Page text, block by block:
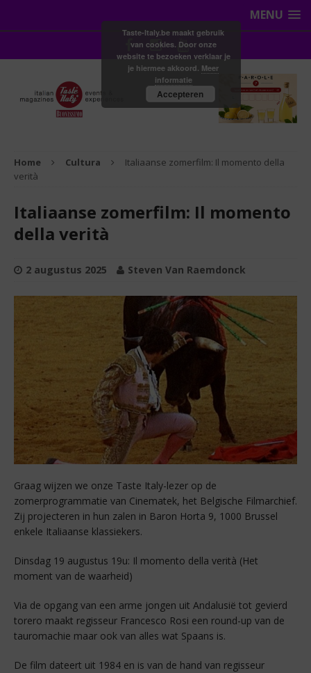
MENU
Home Cultura
Italiaanse zomerfilm: Il momento della
verità
Italiaanse zomerfilm: Il momento
della verità
2 augustus 2025 Steven Van Raemdonck
Graag wijzen we onze Taste Italy-lezer op de
zomerprogrammatie van Cinematek, het Belgische Filmarchief.
Zij projecteren in hun zalen in Baron Horta 9, 1000 Brussel
enkele Italiaanse klassiekers.
Dinsdag 19 augustus 19u: Il momento della verità (Het
moment van de waarheid)
Via de opgang van een arme jongen uit Andalusië tot gevierd
torero maakt regisseur Francesco Rosi een round-up van de
tauromachie maar ook van alles wat Spaans is.
De film dateert uit 1984 en is van de hand van regisseur
Taste-Italy.be maakt gebruik
van cookies. Door onze
website te bezoeken verklaar je
je hiermee akkoord. Meer
informatie
Accepteren